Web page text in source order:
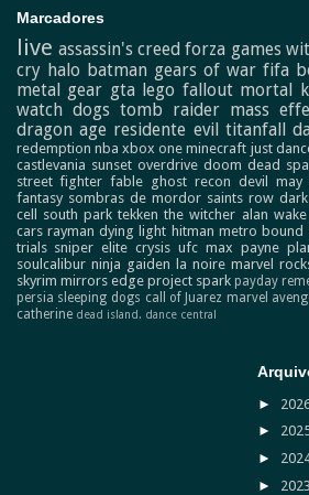
Marcadores
live assassin's creed forza games
cry halo batman gears of war fifa
metal gear gta lego fallout mortal
watch dogs tomb raider mass
dragon age residente evil titanfall
redemption nba xbox one minecraft just
castlevania sunset overdrive doom dead
street fighter fable ghost recon devil may
fantasy sombras de mordor saints row
cell
south park tekken the witcher alan wake
cars rayman dying light hitman metro bound
trials sniper elite crysis ufc max payne
soulcalibur ninja gaiden la noire marvel
skyrim mirrors edge project spark payday
persia sleeping dogs call of Juarez marvel
catherine dead island. dance central
►
►
►
► 2023